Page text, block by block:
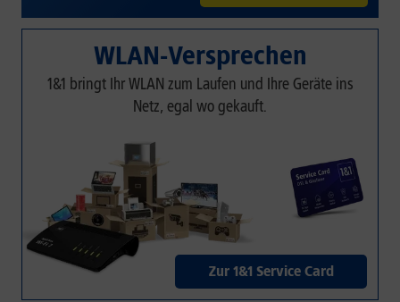
WLAN-Versprechen
1&1 bringt Ihr WLAN zum Laufen und Ihre Geräte ins
Netz, egal wo gekauft.
Zur 1&1 Service Card